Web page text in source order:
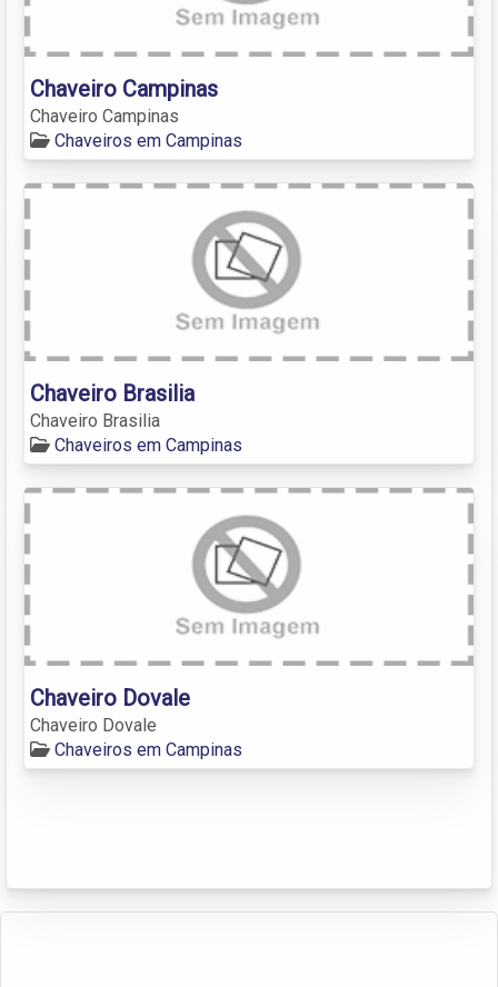
Chaveiro Campinas
Chaveiro Campinas
Chaveiros em Campinas
Chaveiro Brasilia
Chaveiro Brasilia
Chaveiros em Campinas
Chaveiro Dovale
Chaveiro Dovale
Chaveiros em Campinas